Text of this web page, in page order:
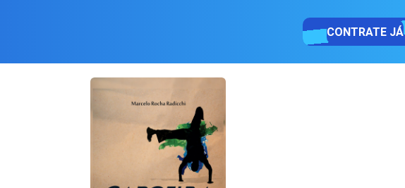
CONTRATE JÁ